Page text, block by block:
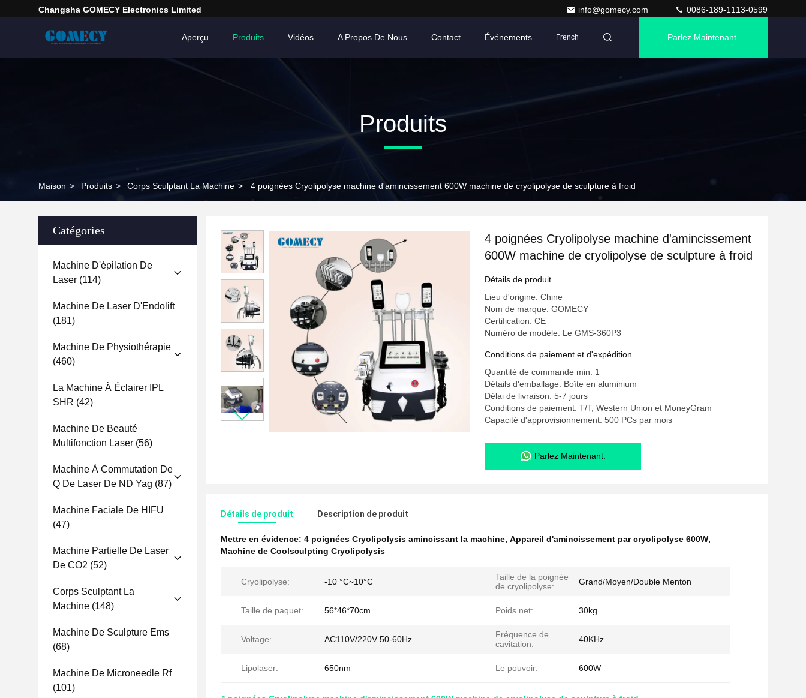
Changsha GOMECY Electronics Limited info@gomecy.com 0086-189-1113-0599
Aperçu Produits Vidéos A Propos De Nous Contact Événements French Parlez Maintenant.
Produits
Maison > Produits > Corps Sculptant La Machine > 4 poignées Cryolipolyse machine d'amincissement 600W machine de cryolipolyse de sculpture à froid
Catégories
Machine D'épilation De
Laser (114)
Machine De Laser D'Endolift
(181)
Machine De Physiothérapie
(460)
La Machine À Éclairer IPL
SHR (42)
Machine De Beauté
Multifonction Laser (56)
Machine À Commutation De
Q De Laser De ND Yag (87)
Machine Faciale De HIFU
(47)
Machine Partielle De Laser
De CO2 (52)
Corps Sculptant La
Machine (148)
Machine De Sculpture Ems
(68)
Machine De Microneedle Rf
(101)
4 poignées Cryolipolyse machine d'amincissement
600W machine de cryolipolyse de sculpture à froid
Détails de produit
Lieu d'origine: Chine
Nom de marque: GOMECY
Certification: CE
Numéro de modèle: Le GMS-360P3
Conditions de paiement et d'expédition
Quantité de commande min: 1
Détails d'emballage: Boîte en aluminium
Délai de livraison: 5-7 jours
Conditions de paiement: T/T, Western Union et MoneyGram
Capacité d'approvisionnement: 500 PCs par mois
Parlez Maintenant.
Détails de produit Description de produit
Mettre en évidence: 4 poignées Cryolipolysis amincissant la machine, Appareil d'amincissement par cryolipolyse 600W,
Machine de Coolsculpting Cryolipolysis
Cryolipolyse: -10 °C~10°C
Taille de la poignée
de cryolipolyse:
Grand/Moyen/Double Menton
Taille de paquet: 56*46*70cm Poids net: 30kg
Voltage: AC110V/220V 50-60Hz
Fréquence de
cavitation:
40KHz
Lipolaser: 650nm Le pouvoir: 600W